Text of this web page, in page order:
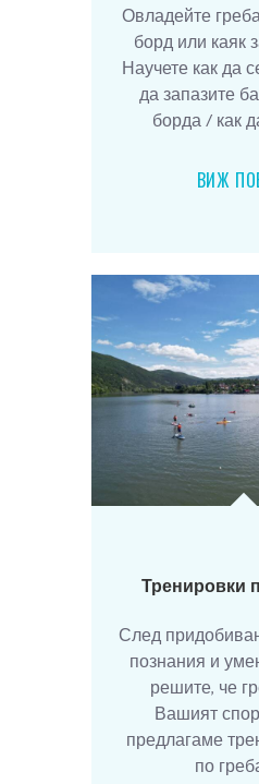
Овладейте
борд или каяк
Научете как да
да запазите
борда / как
ВИЖ
Тренировки
След
познания и
решите, че
Вашият
предлагаме
по